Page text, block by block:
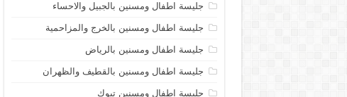
جليسة اطفال ومسنين بالجبيل والاحساء
جليسة اطفال ومسنين بالخرج والمزاحمية
جليسة اطفال ومسنين بالرياض
جليسة اطفال ومسنين بالقطيف والظهران
جليسة اطفال ومسنين تبوك